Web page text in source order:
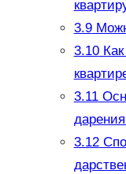
3.9
3.10Как
3.11
3.12